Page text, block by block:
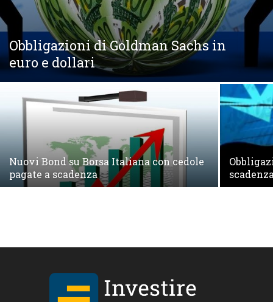
Obbligazioni di Goldman Sachs in
euro e dollari
Nuovi Bond su Borsa Italiana con cedole
pagate a scadenza